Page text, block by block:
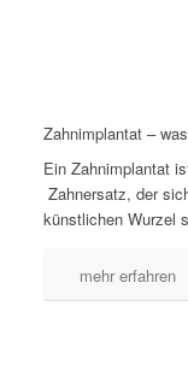
Zahnimplantat –
Ein Zahnimplantat
Zahnersatz, der
künstlichen Wurzel
mehr erfahren